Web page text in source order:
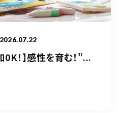
2026.07.22
！】感性を育む！”...